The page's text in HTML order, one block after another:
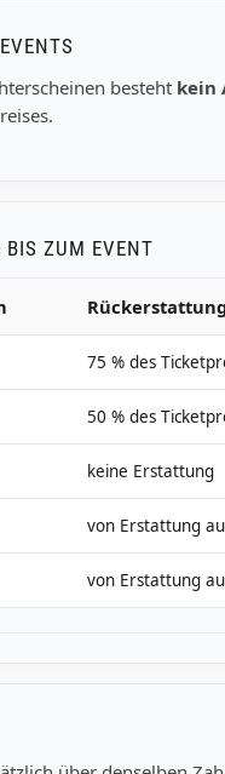
besteht kein
BIS ZUM EVENT
75 % des
50 % des
keine Erstattung
von Erstattung
von Erstattung